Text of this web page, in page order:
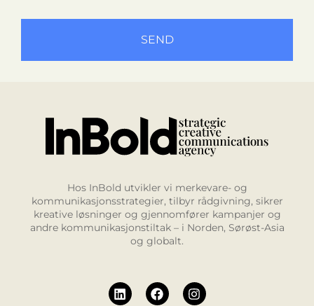
SEND
Hos InBold utvikler vi merkevare- og
kommunikasjonsstrategier, tilbyr rådgivning, sikrer
kreative løsninger og gjennomfører kampanjer og
andre kommunikasjonstiltak – i Norden, Sørøst-Asia
og globalt.